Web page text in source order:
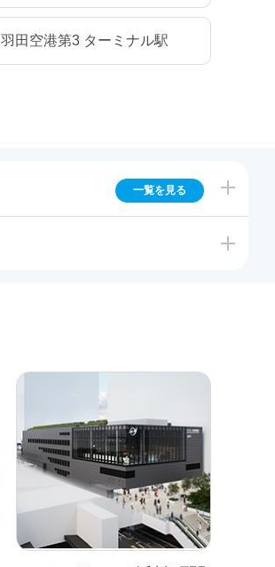
羽田空港第3 ターミナル駅
一覧を見る